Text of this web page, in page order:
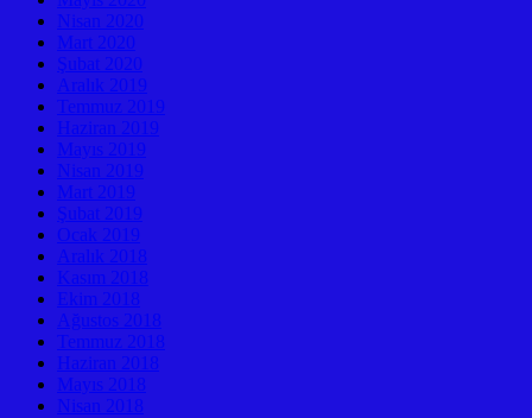
Nisan 2020
Mart 2020
Şubat 2020
Aralık 2019
Temmuz 2019
Haziran 2019
Mayıs 2019
Nisan 2019
Mart 2019
Şubat 2019
Ocak 2019
Aralık 2018
Kasım 2018
Ekim 2018
Ağustos 2018
Temmuz 2018
Haziran 2018
Mayıs 2018
Nisan 2018